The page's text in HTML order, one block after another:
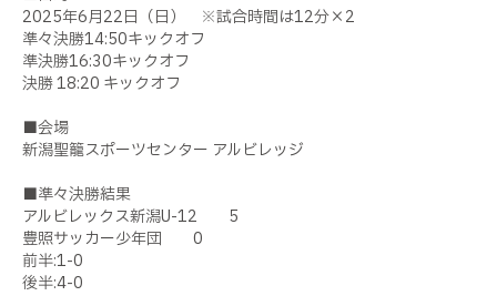
2025年6月22日（日） ※試合時間は12分×2
準々決勝14:50キックオフ
準決勝16:30キックオフ
決勝 18:20 キックオフ
■会場
新潟聖籠スポーツセンター アルビレッジ
■準々決勝結果
アルビレックス新潟U-12 5
豊照サッカー少年団 0
前半:1-0
後半:4-0